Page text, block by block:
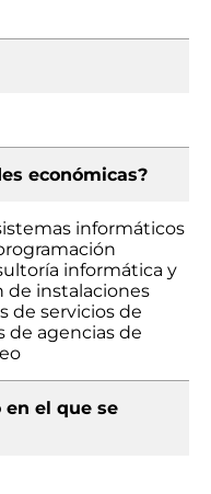
económicas?
informáticos
informática y
de instalaciones
de servicios de
de agencias de
en el que se